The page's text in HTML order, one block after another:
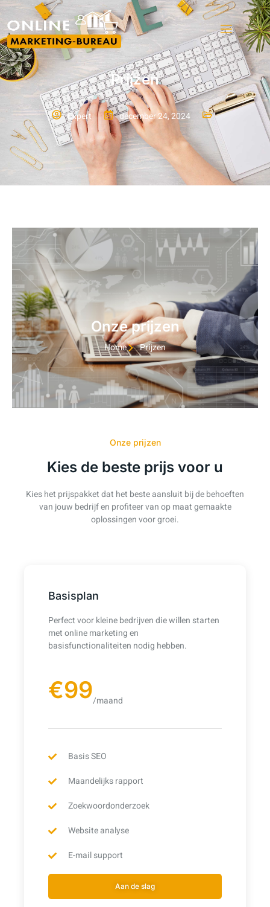
Prijzen
Expert december 24, 2024
Onze prijzen
Home Prijzen
Onze prijzen
Kies de beste prijs voor u
Kies het prijspakket dat het beste aansluit bij de behoeften
van jouw bedrijf en profiteer van op maat gemaakte
oplossingen voor groei.
Basisplan
Perfect voor kleine bedrijven die willen starten
met online marketing en
basisfunctionaliteiten nodig hebben.
€99/maand
Basis SEO
Maandelijks rapport
Zoekwoordonderzoek
Website analyse
E-mail support
Aan de slag